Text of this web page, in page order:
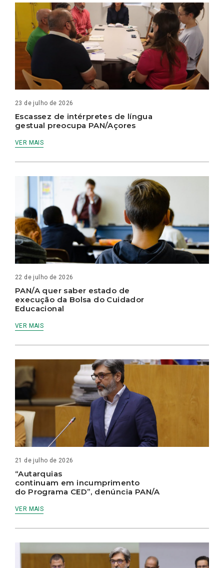
23 de julho de 2026
Escassez de intérpretes de língua
gestual preocupa PAN/Açores
VER MAIS
22 de julho de 2026
PAN/A quer saber estado de
execução da Bolsa do Cuidador
Educacional
VER MAIS
21 de julho de 2026
“Autarquias
continuam em incumprimento
do Programa CED”, denúncia PAN/A
VER MAIS